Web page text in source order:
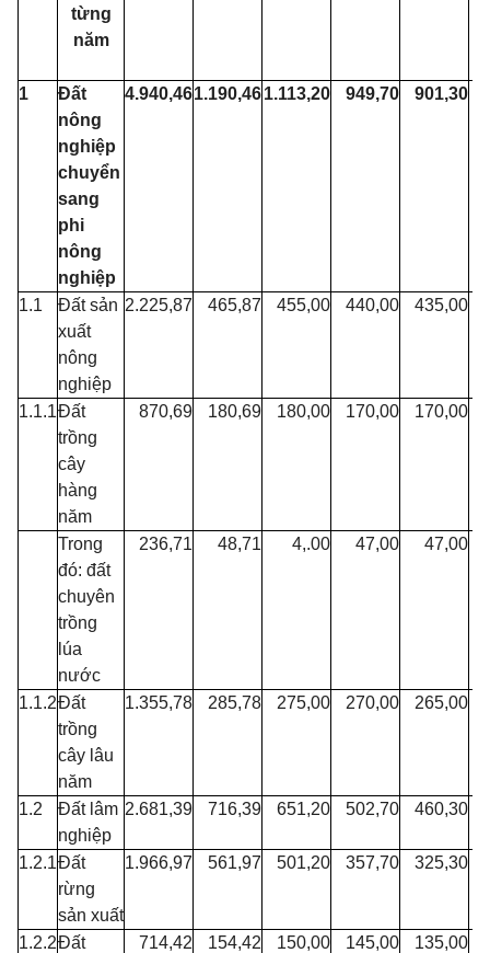
từng
năm
1
Đất
nông
nghiệp
chuyển
sang
phi
nông
nghiệp
4.940,461.190,461.113,20 949,70 901,30
1.1
Đất sản
xuất
nông
nghiệp
2.225,87 465,87 455,00 440,00 435,00
1.1.1Đất
trồng
cây
hàng
năm
870,69 180,69 180,00 170,00 170,00
Trong
đó: đất
chuyên
trồng
lúa
nước
236,71 48,71 4,.00 47,00 47,00
1.1.2Đất
trồng
cây lâu
năm
1.355,78 285,78 275,00 270,00 265,00
1.2
Đất lâm
nghiệp
2.681,39 716,39 651,20 502,70 460,30
1.2.1Đất
rừng
sản xuất
1.966,97 561,97 501,20 357,70 325,30
1.2.2Đất
714,42 154,42 150,00 145,00 135,00